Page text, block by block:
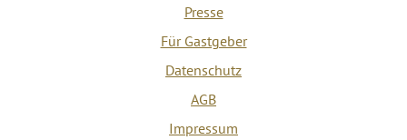
Presse
Für Gastgeber
Datenschutz
AGB
Impressum